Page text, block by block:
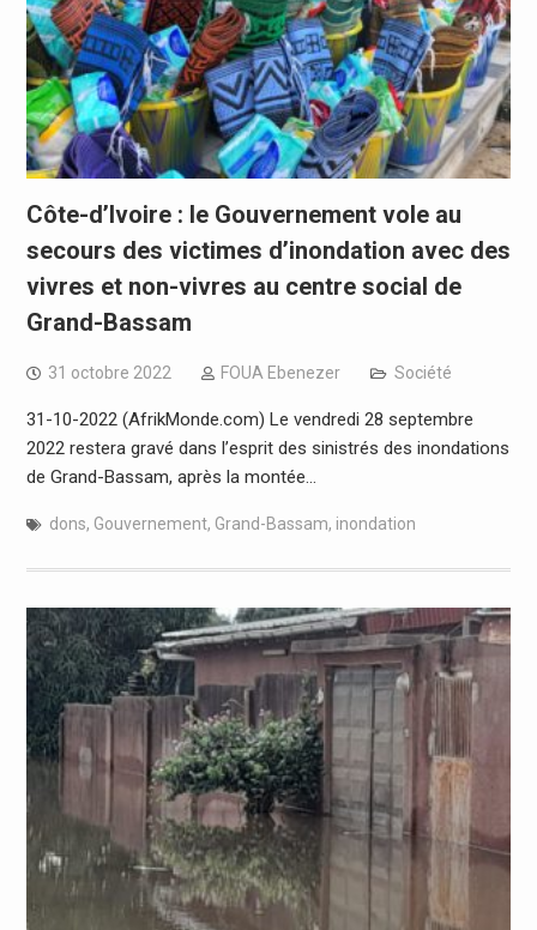
Côte-d’Ivoire : le Gouvernement vole au
secours des victimes d’inondation avec des
vivres et non-vivres au centre social de
Grand-Bassam
31 octobre 2022 FOUA Ebenezer Société
31-10-2022 (AfrikMonde.com) Le vendredi 28 septembre
2022 restera gravé dans l’esprit des sinistrés des inondations
de Grand-Bassam, après la montée…
dons, Gouvernement, Grand-Bassam, inondation